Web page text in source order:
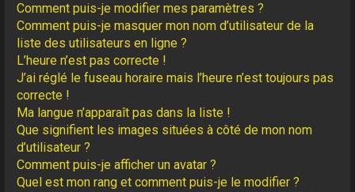
Comment puis-je modifier mes paramètres ?
Comment puis-je masquer mon nom d’utilisateur de la
liste des utilisateurs en ligne ?
L’heure n’est pas correcte !
J’ai réglé le fuseau horaire mais l’heure n’est toujours pas
correcte !
Ma langue n’apparaît pas dans la liste !
Que signifient les images situées à côté de mon nom
d’utilisateur ?
Comment puis-je afficher un avatar ?
Quel est mon rang et comment puis-je le modifier ?